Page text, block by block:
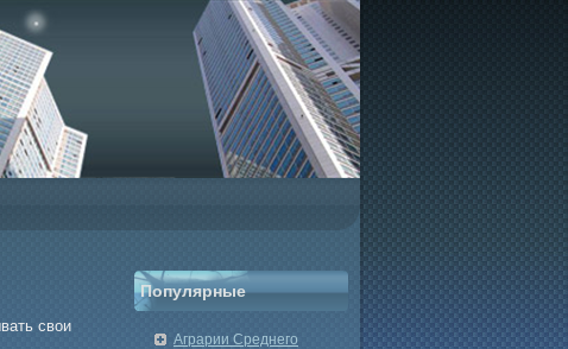
свои
Популярные
Аграрии Среднего